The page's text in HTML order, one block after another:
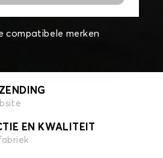
compatibele merken
EN KWALITEIT